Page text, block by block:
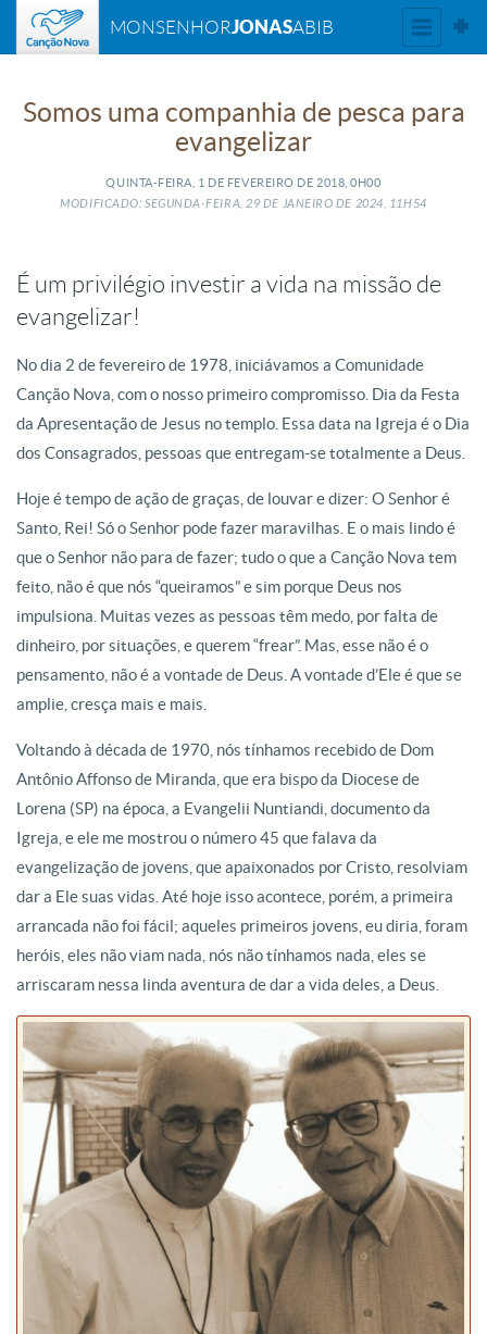
MONSENHORJONASABIB
Somos uma companhia de pesca para
evangelizar
QUINTA-FEIRA, 1 DE FEVEREIRO DE 2018, 0H00
MODIFICADO: SEGUNDA-FEIRA, 29DE JANEIRO DE 2024, 11H54
É um privilégio investir a vida na missão de
evangelizar!
No dia 2 de fevereiro de 1978, iniciávamos a Comunidade
Canção Nova, com o nosso primeiro compromisso. Dia da Festa
da Apresentação de Jesus no templo. Essa data na Igreja é o Dia
dos Consagrados, pessoas que entregam-se totalmente a Deus.
Hoje é tempo de ação de graças, de louvar e dizer: O Senhor é
Santo, Rei! Só o Senhor pode fazer maravilhas. E o mais lindo é
que o Senhor não para de fazer; tudo o que a Canção Nova tem
feito, não é que nós “queiramos” e sim porque Deus nos
impulsiona. Muitas vezes as pessoas têm medo, por falta de
dinheiro, por situações, e querem “frear”. Mas, esse não é o
pensamento, não é a vontade de Deus. A vontade d’Ele é que se
amplie, cresça mais e mais.
Voltando à década de 1970, nós tínhamos recebido de Dom
Antônio Affonso de Miranda, que era bispo da Diocese de
Lorena (SP) na época, a Evangelii Nuntiandi, documento da
Igreja, e ele me mostrou o número 45 que falava da
evangelização de jovens, que apaixonados por Cristo, resolviam
dar a Ele suas vidas. Até hoje isso acontece, porém, a primeira
arrancada não foi fácil; aqueles primeiros jovens, eu diria, foram
heróis, eles não viam nada, nós não tínhamos nada, eles se
arriscaram nessa linda aventura de dar a vida deles, a Deus.